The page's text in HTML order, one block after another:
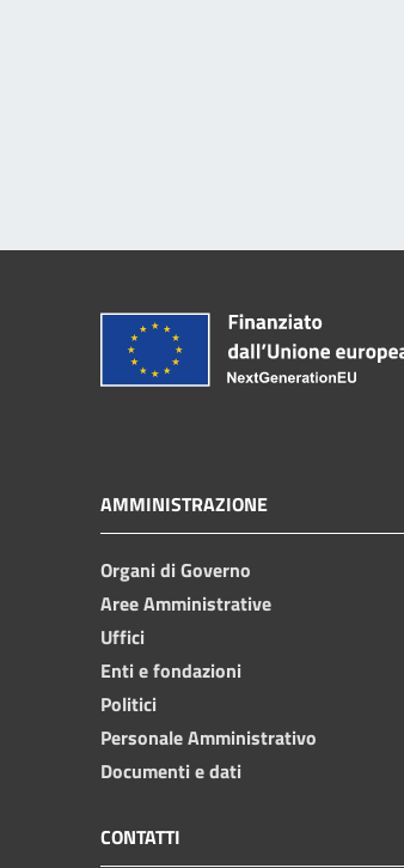
AMMINISTRAZIONE
Organi di Governo
Aree Amministrative
Uffici
Enti e fondazioni
Politici
Personale Amministrativo
Documenti e dati
CONTATTI